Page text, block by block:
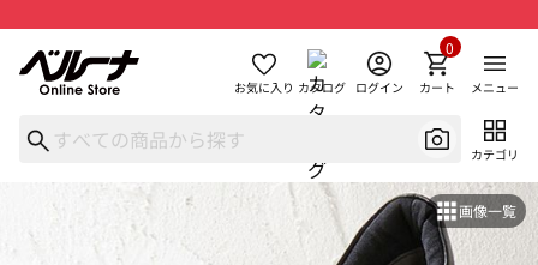
お気に入り カタログ ログイン カート
0
メニュー
カテゴリ
画像一覧